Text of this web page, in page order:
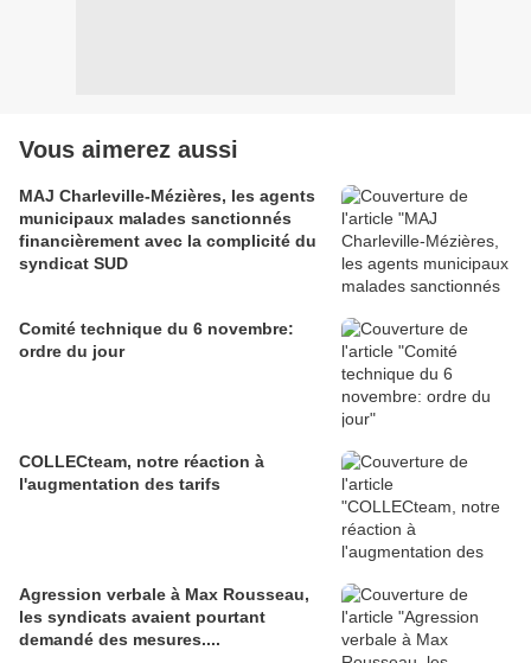
Vous aimerez aussi
MAJ Charleville-Mézières, les agents
municipaux malades sanctionnés
financièrement avec la complicité du
syndicat SUD
Comité technique du 6 novembre:
ordre du jour
COLLECteam, notre réaction à
l'augmentation des tarifs
Agression verbale à Max Rousseau,
les syndicats avaient pourtant
demandé des mesures....